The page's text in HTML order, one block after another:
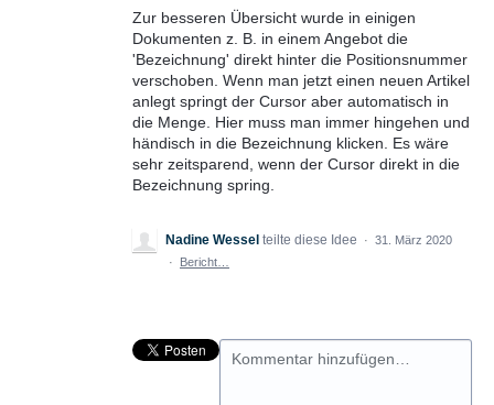
Zur besseren Übersicht wurde in einigen
Dokumenten z. B. in einem Angebot die
'Bezeichnung' direkt hinter die Positionsnummer
verschoben. Wenn man jetzt einen neuen Artikel
anlegt springt der Cursor aber automatisch in
die Menge. Hier muss man immer hingehen und
händisch in die Bezeichnung klicken. Es wäre
sehr zeitsparend, wenn der Cursor direkt in die
Bezeichnung spring.
Nadine Wessel teilte diese Idee · 31. März 2020
·
Bericht…
Kommentar hinzufügen…